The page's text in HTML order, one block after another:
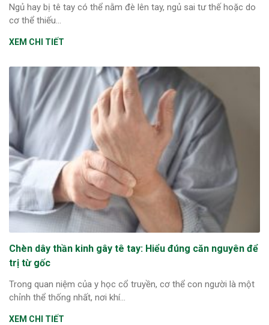
Sau Sinh Có Tự Khỏi
Thông Tin Cần Biết
sau sinh là tình trạng viêm da
phổ biến, khiến đôi bàn tay,
của chị em trở nên khô...
Ngủ hay bị tê tay có thể nằm đè lên tay, ngủ sai tư thế hoặc do
cơ thể thiếu...
XEM CHI TIẾT
Chèn dây thần kinh gây tê tay: Hiểu đúng căn nguyên để
trị từ gốc
Trong quan niệm của y học cổ truyền, cơ thể con người là một
chỉnh thể thống nhất, nơi khí...
XEM CHI TIẾT